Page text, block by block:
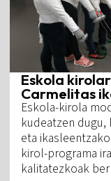
Eskola
Carmelitas
Eskola-kirola
kudeatzen
eta
kirol-programa
kalitatezkoak